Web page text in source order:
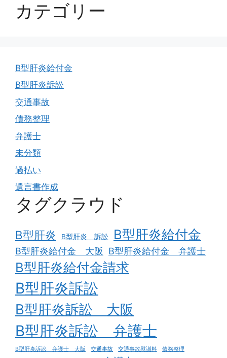
カテゴリー
B型肝炎給付金
B型肝炎訴訟
交通事故
債務整理
弁護士
未分類
過払い
遺言書作成
タグクラウド
B型肝炎 B型肝炎 訴訟 B型肝炎給付金
B型肝炎給付金 大阪 B型肝炎給付金 弁護士
B型肝炎給付金請求
B型肝炎訴訟
B型肝炎訴訟 大阪
B型肝炎訴訟 弁護士
B型肝炎訴訟 弁護士 大阪 交通事故 交通事故慰謝料 債務整理